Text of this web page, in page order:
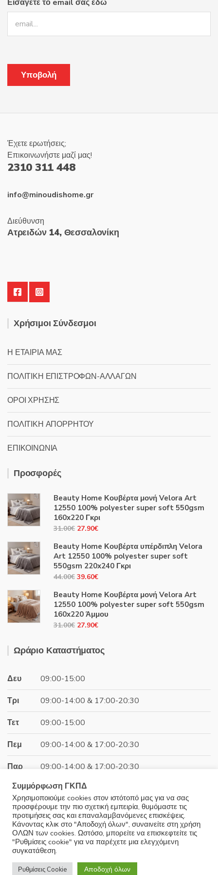
του
Εισάγετε το email σας εδώ
Έχετε ερωτήσεις;
Επικοινωνήστε μαζί μας!
2310 311 448
info@minoudishome.gr
Διεύθυνση
Ατρειδών 14, Θεσσαλονίκη
Χρήσιμοι Σύνδεσμοι
Η ΕΤΑΙΡΙΑ ΜΑΣ
ΠΟΛΙΤΙΚΗ ΕΠΙΣΤΡΟΦΩΝ-ΑΛΛΑΓΩΝ
ΟΡΟΙ ΧΡΗΣΗΣ
ΠΟΛΙΤΙΚΗ ΑΠΟΡΡΗΤΟΥ
ΕΠΙΚΟΙΝΩΝΙΑ
Προσφορές
Beauty Home Κουβέρτα μονή Velora Art
12550 100% polyester super soft 550gsm
160x220 Γκρι
31.00€ Original
was:
31.00€.
27.90€Η
τιμή
είναι:
27.90€.
Beauty Home Κουβέρτα υπέρδιπλη Velora
Art 12550 100% polyester super soft
550gsm 220x240 Γκρι
44.00€ Original
was:
44.00€.
39.60€Η
τιμή
είναι:
39.60€.
Beauty Home Κουβέρτα μονή Velora Art
12550 100% polyester super soft 550gsm
160x220 Άμμου
31.00€ Original
was:
27.90€Η
τιμή
Ωράριο Καταστήματος
Δευ 09:00-15:00
Τρι 09:00-14:00 & 17:00-20:30
Τετ 09:00-15:00
Πεμ 09:00-14:00 & 17:00-20:30
Παρ 09:00-14:00 & 17:00-20:30
Σαβ 09:00-15:00
Κυρ Κλειστά
© 2025 Minoudis Home. All Rights Reserved
Συμμόρφωση ΓΚΠΔ
Χρησιμοποιούμε cookies στον ιστότοπό μας για να σας
προσφέρουμε την πιο σχετική εμπειρία, θυμόμαστε τις
προτιμήσεις σας και επαναλαμβανόμενες επισκέψεις.
Κάνοντας κλικ στο "Αποδοχή όλων", συναινείτε στη χρήση
ΟΛΩΝ των cookies. Ωστόσο, μπορείτε να επισκεφτείτε τις
"Ρυθμίσεις cookie" για να παρέχετε μια ελεγχόμενη
συγκατάθεση.
Ρυθμίσεις Cookie Αποδοχή όλων